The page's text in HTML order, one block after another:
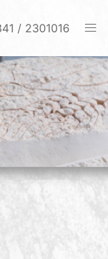
/ 2301016